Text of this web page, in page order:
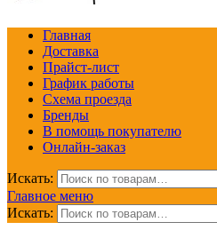
Главная
Доставка
Прайст-лист
График работы
Схема проезда
Бренды
В помощь покупателю
Онлайн-заказ
Искать:
Главное меню
Искать: